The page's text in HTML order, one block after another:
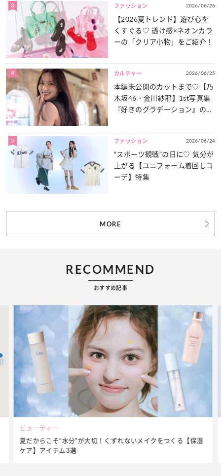
3 ファッション 2026/06/26
【2026夏トレンド】遊び心を
くすぐる♡ 透け感×ネオンカラ
ーの「クリア小物」をご紹介！
4 カルチャー 2026/06/25
本編未公開のカットまで♡【乃
木坂46・金川紗耶】1st写真集
『好きのグラデーション』の魅
5 ファッション 2026/06/24
“スポーツ観戦”の日に♡ 気分が
上がる【ユニフォーム着回しコ
ーデ】特集
MORE
RECOMMEND
おすすめ記事
ビューティー
夏だからこそ“水分”が大切！くずれないメイクをつくる【保湿
ケア】アイテム3選